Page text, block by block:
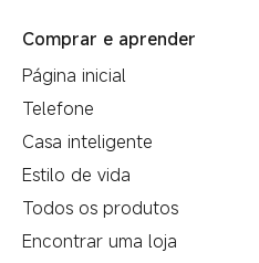
Comprar e aprender
Página inicial
Telefone
Casa inteligente
Estilo de vida
Todos os produtos
Encontrar uma loja